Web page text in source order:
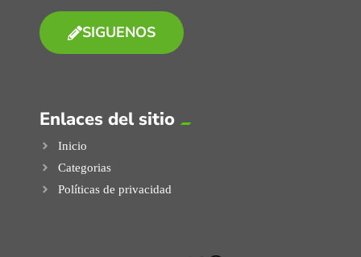
SIGUENOS
Enlaces del sitio
Inicio
Categorias
Políticas de privacidad